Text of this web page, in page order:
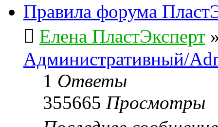
Правила форума
Елена ПластЭксперт
Административный/
1 Ответы
355665 Просмотры